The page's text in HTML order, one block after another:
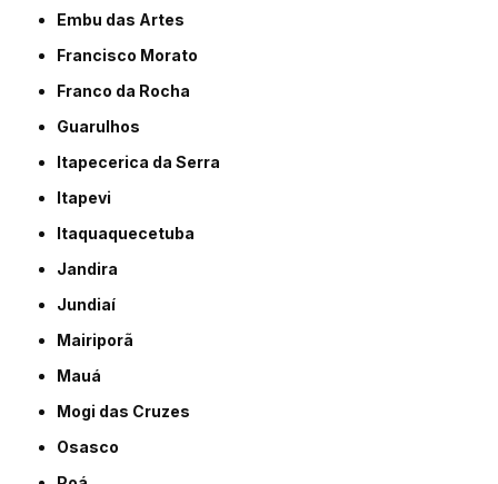
Embu das Artes
Francisco Morato
Franco da Rocha
Guarulhos
Itapecerica da Serra
Itapevi
Itaquaquecetuba
Jandira
Jundiaí
Mairiporã
Mauá
Mogi das Cruzes
Osasco